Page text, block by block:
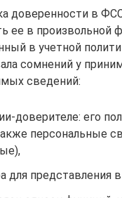
доверенности в
ее в
в учетной
сомнений у
сведений:
доверителе: его
персональные
для представления